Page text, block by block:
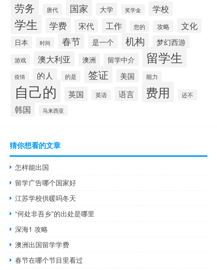
劳务 唐代 国家 大学 奖学金 学校
学生 学费 宋代 工作 您的 攻略 文化
日本 时间 春节 是一个 机构 梦幻西游
游戏 澳大利亚 澳洲 留学中介 留学生
疫情 的人 的是 签证 美国 能力
自己的 英国 英语 语言 费用 还不
韩国 马来西亚
猜你想看的文章
怎样能出国
留学广告哪个国家好
江苏学校供暖吗冬天
“何处非吾乡”的出处是哪里
深海1 攻略
澳洲出国留学学费
春节在哪个节目里看过